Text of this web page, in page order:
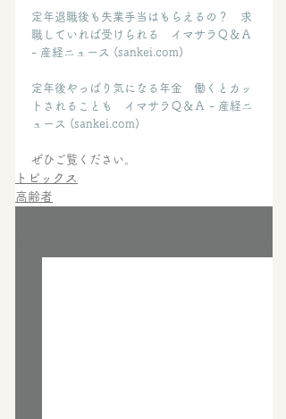
定年退職後も失業手当はもらえるの？　求
職していれば受けられる　イマサラＱ＆Ａ
- 産経ニュース (sankei.com)
定年後やっぱり気になる年金　働くとカッ
トされることも　イマサラＱ＆Ａ - 産経ニ
ュース (sankei.com)
ぜひご覧ください。
トピックス
高齢者